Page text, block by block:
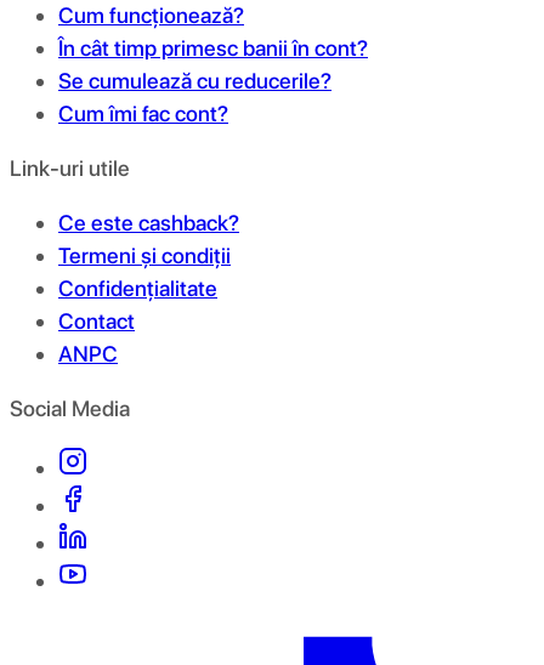
Cum funcționează?
În cât timp primesc banii în cont?
Se cumulează cu reducerile?
Cum îmi fac cont?
Link-uri utile
Ce este cashback?
Termeni și condiții
Confidențialitate
Contact
ANPC
Social Media